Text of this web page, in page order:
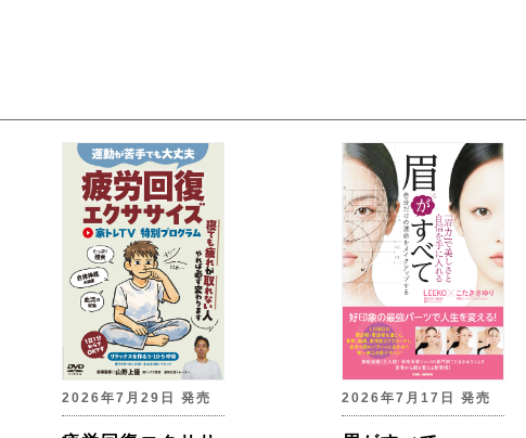
2026年7月29日 発売 2026年7月17日 発売